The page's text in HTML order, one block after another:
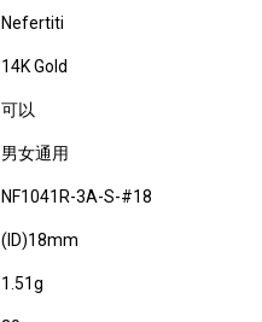
Nefertiti
14K Gold
可以
男女通用
NF1041R-3A-S-#18
(ID)18mm
1.51g